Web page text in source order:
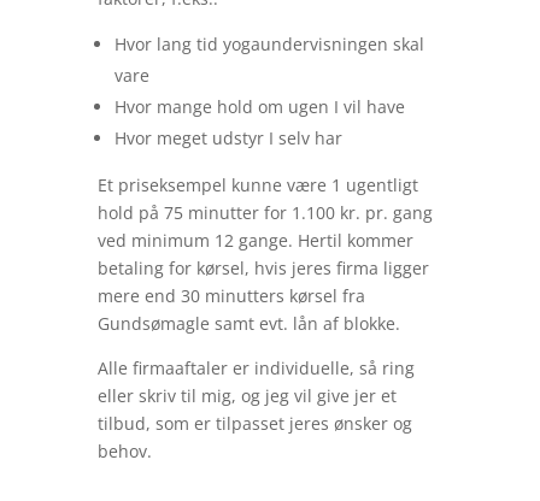
Hvor lang tid yogaundervisningen skal
vare
Hvor mange hold om ugen I vil have
Hvor meget udstyr I selv har
Et priseksempel kunne være 1 ugentligt
hold på 75 minutter for 1.100 kr. pr. gang
ved minimum 12 gange. Hertil kommer
betaling for kørsel, hvis jeres firma ligger
mere end 30 minutters kørsel fra
Gundsømagle samt evt. lån af blokke.
Alle firmaaftaler er individuelle, så ring
eller skriv til mig, og jeg vil give jer et
tilbud, som er tilpasset jeres ønsker og
behov.